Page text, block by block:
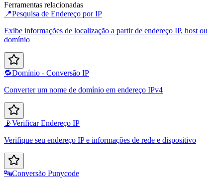
Ferramentas relacionadas
📍Pesquisa de Endereço por IP
Exibe informações de localização a partir de endereço IP, host ou
domínio
🔁Domínio - Conversão IP
Converter um nome de domínio em endereço IPv4
📡Verificar Endereço IP
Verifique seu endereço IP e informações de rede e dispositivo
🔤Conversão Punycode